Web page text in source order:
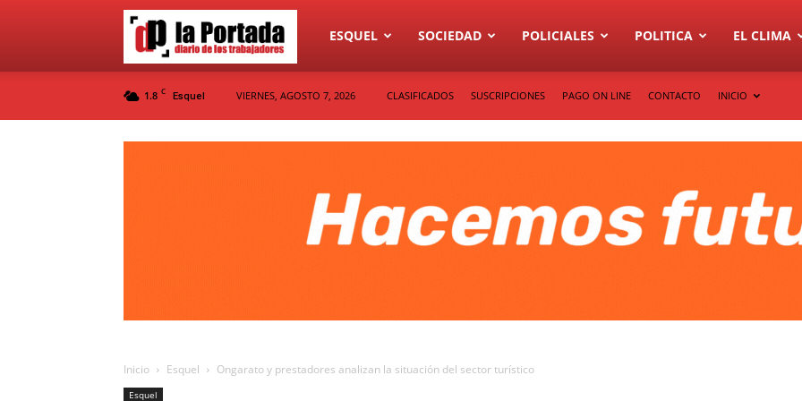
Diario
La
ESQUEL SOCIEDAD POLICIALES POLITICA EL CLIMA
1.8 C Esquel VIERNES, AGOSTO 7, 2026 CLASIFICADOS SUSCRIPCIONES PAGO ON LINE CONTACTO INICIO
Inicio Esquel Ongarato y prestadores analizan la situación del sector turístico
Esquel